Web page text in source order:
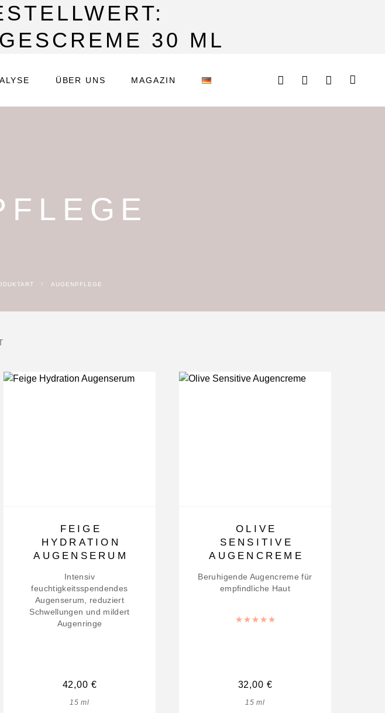
30 ML
ÜBER UNS MAGAZIN
AUGENPFLEGE
FEIGE
HYDRATION
AUGENSERUM
Intensiv
feuchtigkeitsspendendes
Augenserum, reduziert
Schwellungen und mildert
Augenringe
42,00 €
15ml
OLIVE
SENSITIVE
AUGENCREME
Beruhigende Augencreme für
empfindliche Haut
Bewertet mit
32,00 €
15ml